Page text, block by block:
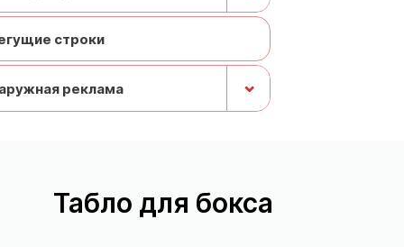
строки
реклама ⌄
Табло для бокса